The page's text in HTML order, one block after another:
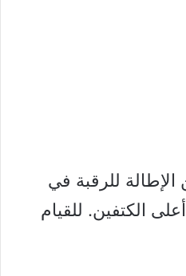
للرقبة في
الكتفين. للقيام